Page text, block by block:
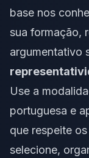
base nos
sua formação,
argumentativo
Use a
portuguesa e
que respeite os
selecione,